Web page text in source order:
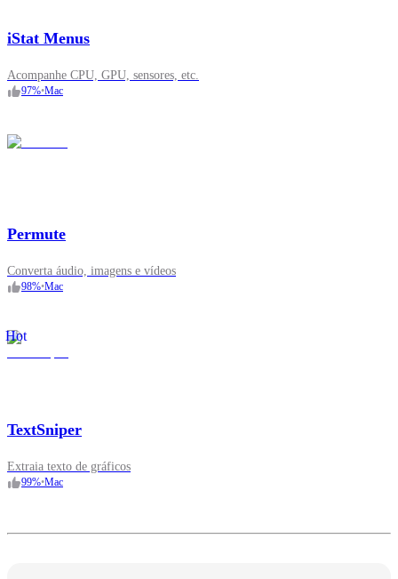
iStat Menus
Acompanhe CPU, GPU, sensores, etc.
97%•Mac
Permute
Converta áudio, imagens e vídeos
98%•Mac
Hot
TextSniper
Extraia texto de gráficos
99%•Mac